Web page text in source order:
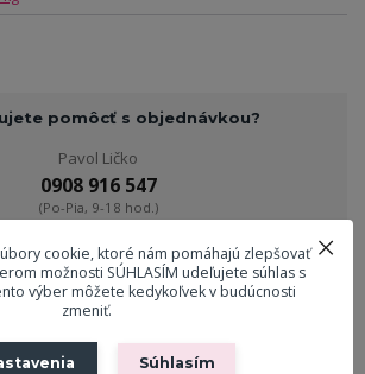
pomôcť s objednávkou?
Pavol Ličko
0908 916 547
(Po-Pia, 9-18 hod.)
ekreslo@ekreslo.sk
kategóriách
cookie, ktoré nám pomáhajú zlepšovať
možnosti SÚHLASÍM udeľujete súhlas s
výber môžete kedykoľvek v budúcnosti
zmeniť.
Súhlasím